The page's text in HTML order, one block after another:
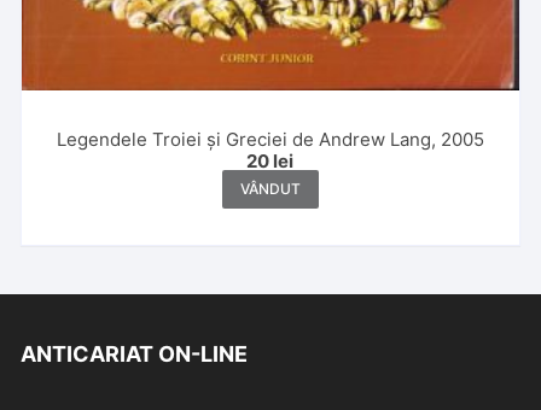
Legendele Troiei și Greciei de Andrew Lang, 2005
20 lei
VÂNDUT
ANTICARIAT ON-LINE